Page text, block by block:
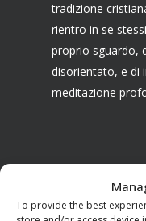
To provide the best
tradizione
rientro in se
proprio sguardo,
disorientato, e di
meditazione
Sede legale: